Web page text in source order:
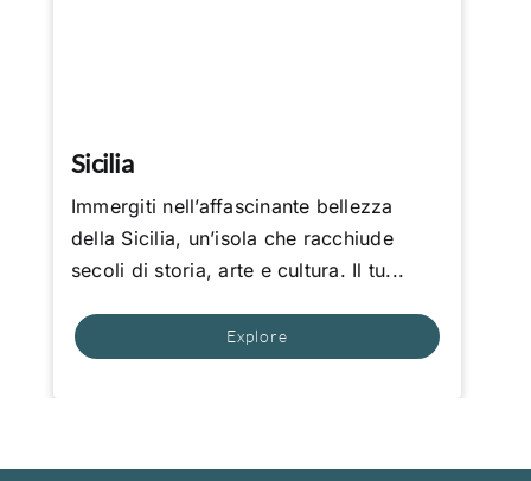
Sicilia
Immergiti nell’affascinante bellezza
della Sicilia, un’isola che racchiude
secoli di storia, arte e cultura. Il tu...
Explore